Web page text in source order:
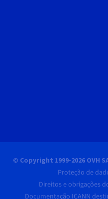
© Copyright 1999-2026 OVH
Proteção de
Direitos e obrigações
Documentação ICANN